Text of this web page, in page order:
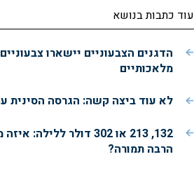
עוד כתבות בנושא
הדגנים הצבעוניים יישארו
מלאכותיים
לא עוד ביצה קשה: הגרסה הסינית
132, 213 או 302 דולר
הרבה תמורה?